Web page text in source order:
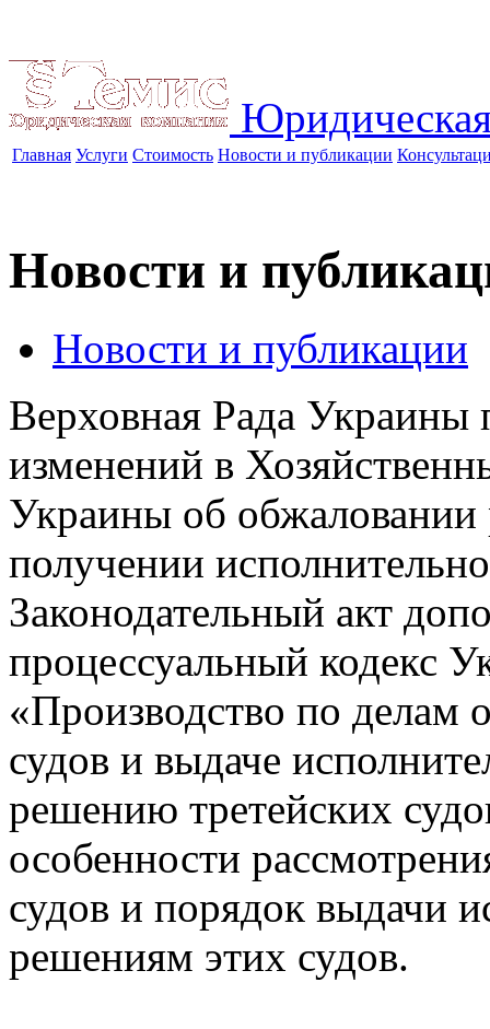
Главная Услуги Стоимость Новости и публикации
Новости и
Новости и публикации
Верховная Рада Украины
изменений в
Украины об обжаловании
получении
Законодательный акт
процессуальный кодекс
«Производство по делам
судов и выдаче
решению третейских
особенности
судов и порядок выдачи
решениям этих судов.